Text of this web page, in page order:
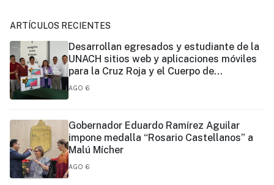
ARTÍCULOS RECIENTES
Desarrollan egresados y estudiante de la
UNACH sitios web y aplicaciones móviles
para la Cruz Roja y el Cuerpo de
Bomberos de Tapachula
AGO 6
Gobernador Eduardo Ramírez Aguilar
impone medalla “Rosario Castellanos” a
Malú Mícher
AGO 6